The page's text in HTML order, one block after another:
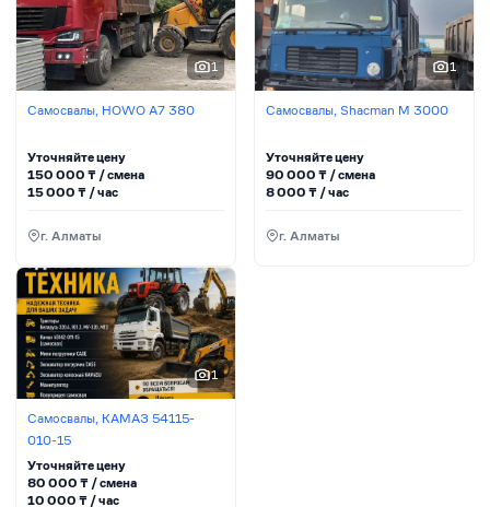
1
Самосвалы, HOWO A7 380
Уточняйте цену
150 000 ₸ / сменa
15 000 ₸ / час
г. Алматы
1
Самосвалы, Shacman М 3000
Уточняйте цену
90 000₸ / сменa
8 000₸ / час
г. Алматы
1
Самосвалы, КАМАЗ 54115-
010-15
Уточняйте цену
80 000 ₸ / сменa
10 000 ₸ / час